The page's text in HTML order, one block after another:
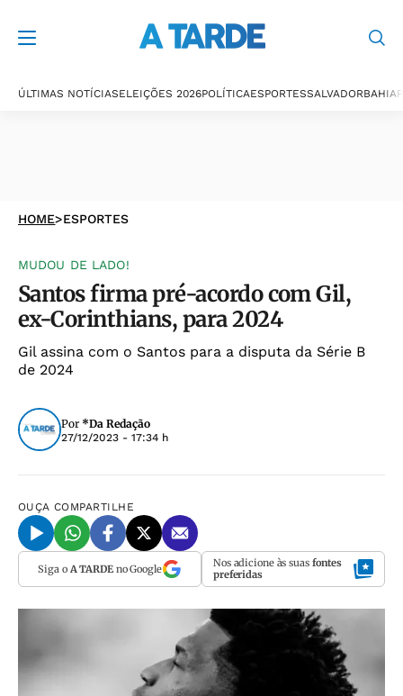
ÚLTIMAS NOTÍCIASELEIÇÕES 2026POLÍTICAESPORTESSALVADORBAHIA
HOME>ESPORTES
MUDOU DE LADO!
Santos firma pré-acordo com Gil,
ex-Corinthians, para 2024
Gil assina com o Santos para a disputa da Série B
de 2024
Por *Da Redação
27/12/2023 - 17:34 h
OUÇA COMPARTILHE
Siga o A TARDEno Google Nos adicione às suas fontes
preferidas